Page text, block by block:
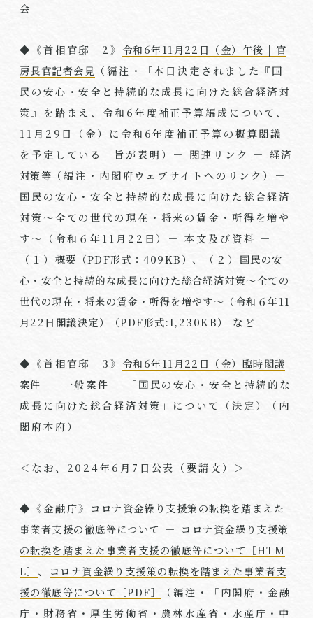
会
◆《首相官邸－ 2》 令和6年11月22日（金）午後 | 官
房長官記者会見 （編注・「本日決定されました『国
民の安心・安全と持続的な成長に向けた総合経済対
策』を踏まえ、令和 6年度補正予算編成について、
11 月 29 日（金）に令和 6年度補正予算の概算閣議
を予定している」旨が表明）－ 関連リンク －経済
対策等 （編注・内閣府ウェブサイトへのリンク）－
国民の安心・安全と持続的な成長に向けた総合経済
対策～全ての世代の現在・将来の賃金・所得を増や
す～（令和６年11 月 22 日）－ 本文及び資料 －
（１） 概要（PDF形式：409KB）、（２） 国民の安
心・安全と持続的な成長に向けた総合経済対策～全ての
世代の現在・将来の賃金・所得を増やす～（令和６年11
月22日閣議決定）（PDF形式:1,230KB）
など
◆《首相官邸－ 3》 令和6年11月22日（金）臨時閣議
案件 － 一般案件 －「国民の安心・安全と持続的な
成長に向けた総合経済対策」について（決定）（内
閣府本府）
＜なお、 2024年6 月 7 日公表（要請文）＞
◆《金融庁》 コロナ資金繰り支援策の転換を踏まえた
事業者支援の徹底等について － コロナ資金繰り支援策
の転換を踏まえた事業者支援の徹底等について［HTM
L］ 、
コロナ資金繰り支援策の転換を踏まえた事業者支
援の徹底等について［PDF］
（編注・「内閣府・金融
庁・財務省・厚生労働省・農林水産省・水産庁・中